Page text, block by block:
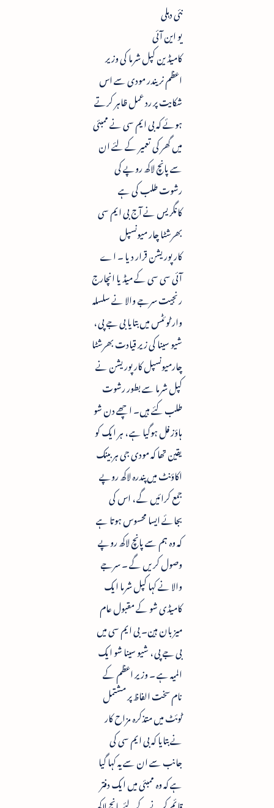
نئی دہلی
یو این آئی
کامیڈین کپل شرما کی وزیر
اعظم نریندر مودی سے اس
شکایت پر رد عمل ظاہر کرتے
ہوئے کہ بی ایم سی نے ممبئی
میں گھر کی تعمیر کے لئے ان
سے پانچ لاکھ روپے کی
رشوت طلب کی ہے
کانگریس نے آج بی ایم سی
بھرشٹا چار میونسپل
کارپوریشن قرار دیا ۔ اے
آئی سی سی کے میڈیا انچارج
رنجیت سرجے والا نے سلسلہ
وار ٹوئٹس میں بتایا بی جے پی ،
شیو سینا کی زیر قیادت بھرشٹا
چارمیونسپل کارپوریشن نے
کپل شرما سے بطور رشوت
طلب کئے ہیں۔ اچھے دن شو
ہاؤز فل ہوگیا ہے ، ہر ایک کو
یقین تھا کہ مودی جی ہر بینک
اکاؤنٹ میں پندرہ لاکھ روپے
جمع کرائیں گے ، اس کی
بجائے ایسا محسوس ہوتا ہے
کہ وہ ہم سے پانچ لاکھ روپے
وصول کریں گے ۔ سرجے
والا نے کہا کپل شرما ایک
کامیڈی شو کے مقبول عام
میزبان ہین۔ بی ایم سی میں
بی جے پی ، شیو سینا شو ایک
المیہ ہے ۔ وزیر اعظم کے
نام سخت الفاظ پر مشتمل
ٹوئٹ میں متذکرہ مزاح کار
نے بتایا کہ بی ایم سی کی
جانب سے ان سے یہ کہا گیا
ہے کہ وہ ممبئی میں ایک دفتر